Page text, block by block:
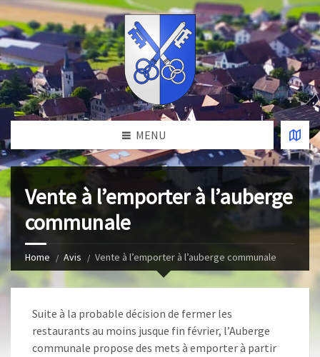
MENU
Vente à l’emporter à l’auberge
communale
Home Avis Vente à l’emporter à l’auberge communale
Suite à la probable décision de fermer les
restaurants au moins jusque fin février, l’Auberge
communale propose des mets à emporter à partir